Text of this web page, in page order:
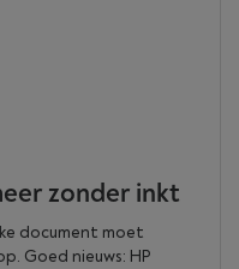
zonder inkt
document moet
Goed nieuws: HP